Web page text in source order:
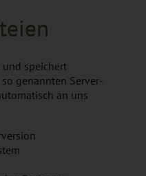
und speichert
genannten Server-
an uns